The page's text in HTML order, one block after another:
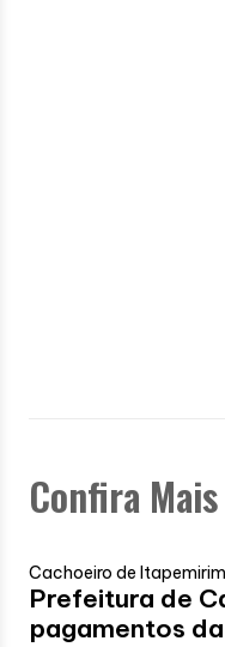
Confira Mais
Cachoeiro de Itapemirim
Prefeitura de
pagamentos